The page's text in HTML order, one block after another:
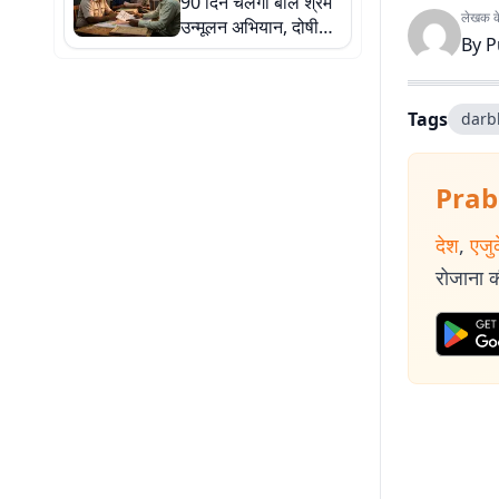
उन्मूलन अभियान, दोषी
नियोजकों पर होगी
लेखक के
By
Tags
देश,
रोजाना